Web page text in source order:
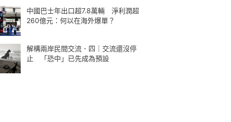
中國巴士年出口超7.8萬輛 淨利潤超
260億元：何以在海外爆單？
解構兩岸民間交流．四｜交流還沒停
止 「恐中」已先成為預設